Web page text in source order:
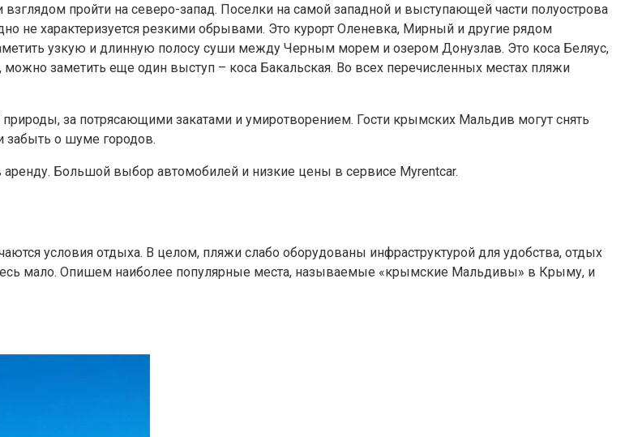
пройти на северо-запад. Поселки на самой западной и выступающей части полуострова
характеризуется резкими обрывами. Это курорт Оленевка, Мирный и другие рядом
узкую и длинную полосу суши между Черным морем и озером Донузлав. Это коса Беляус,
заметить еще один выступ – коса Бакальская. Во всех перечисленных местах пляжи
за потрясающими закатами и умиротворением. Гости крымских Мальдив могут снять
забыть о шуме городов.
Большой выбор автомобилей и низкие цены в сервисе Myrentcar.
условия отдыха. В целом, пляжи слабо оборудованы инфраструктурой для удобства, отдых
мало. Опишем наиболее популярные места, называемые «крымские Мальдивы» в Крыму, и